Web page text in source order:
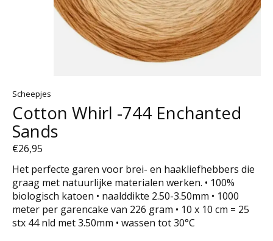
Scheepjes
Cotton Whirl -744 Enchanted
Sands
€26,95
Het perfecte garen voor brei- en haakliefhebbers die
graag met natuurlijke materialen werken. • 100%
biologisch katoen • naalddikte 2.50-3.50mm • 1000
meter per garencake van 226 gram • 10 x 10 cm = 25
stx 44 nld met 3.50mm • wassen tot 30°C